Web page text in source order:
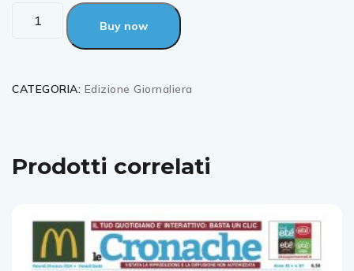
Prodotti correlati